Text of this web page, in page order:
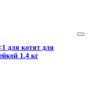
для котят для
1.4 кг